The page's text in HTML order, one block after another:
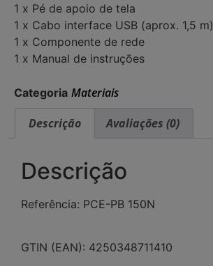
1 x Pé de apoio de tela
1 x Cabo interface USB (aprox. 1,5 m)
1 x Componente de rede
1 x Manual de instruções
Categoria Materiais
Descrição
Avaliações (0)
Descrição
Referência: PCE-PB 150N
GTIN (EAN): 4250348711410